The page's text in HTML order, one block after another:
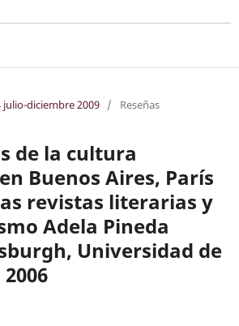
diciembre 2009 / Reseñas
de la cultura
Buenos Aires, París
revistas literarias y
Adela Pineda
Universidad de